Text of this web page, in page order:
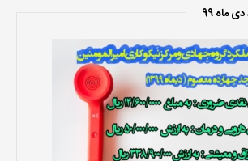
ماه 99